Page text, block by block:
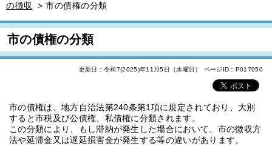
の徴収
> 市の債権の分類
市の債権の分類
更新日：令和7(2025)年11月5日（水曜日） ページID：P017050
市の債権は、地方自治法第240条第1項に規定されており、大別
すると市税及び公債権、私債権に分類されます。
この分類により、もし滞納が発生した場合において、市の徴収方
法や延滞金又は遅延損害金が発生する等の違いがあります。